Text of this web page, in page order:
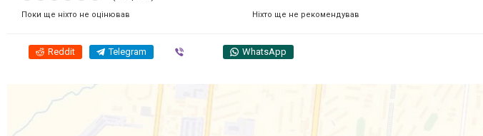
Поки ще ніхто не оцінював Ніхто ще не рекомендував
Reddit Telegram WhatsApp